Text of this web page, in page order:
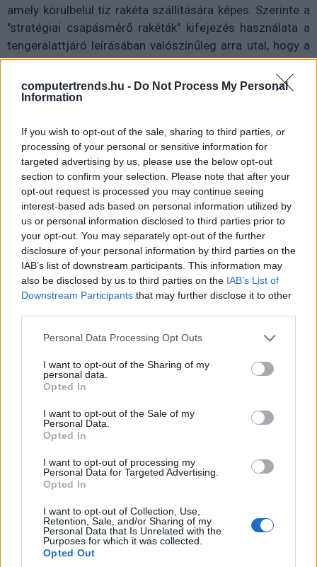
computertrends.hu - Do Not Process My Personal
Information
If you wish to opt-out of the sale, sharing to third parties, or
processing of your personal or sensitive information for
targeted advertising by us, please use the below opt-out
section to confirm your selection. Please note that after your
opt-out request is processed you may continue seeing
interest-based ads based on personal information utilized by
us or personal information disclosed to third parties prior to
your opt-out. You may separately opt-out of the further
disclosure of your personal information by third parties on the
IAB’s list of downstream participants. This information may
also be disclosed by us to third parties on the IAB’s List of
Downstream Participants that may further disclose it to other
Please note that this website/app uses one or more Google
not limited to your visit or usage behaviour. You may click to
grant or deny consent to Google and its third-party tags to
use your data for below specified purposes in below Google
consent section.
Personal Data Processing Opt Outs
I want to opt-out of the Sharing of my
personal data.
Opted In
I want to opt-out of the Sale of my
Personal Data.
Opted In
I want to opt-out of processing my
Personal Data for Targeted Advertising.
Opted In
I want to opt-out of Collection, Use,
Retention, Sale, and/or Sharing of my
Personal Data that Is Unrelated with the
Purposes for which it was collected.
Opted Out
amely körülbelül tíz rakéta szállítására képes. Szerinte a
"stratégiai csapásmérő rakéták" kifejezés használata a
tengeralattjáró leírásában valószínűleg arra utal, hogy a
hajót nukleáris fegyverek szállítására tervezték. Ha
bevetnék, állítása szerint "abszolút fenyegető lenne Dél-
Korea és az Egyesült Államok számára".
Kim látogatása a hajógyárban napokkal az USA és Dél-
Korea közötti éves hadgyakorlatok előtt történt, amelyek
hétfőn kezdődnek. Phenjan többször is elítélte a
gyakorlatokat, mivel azokat egy invázió próbájának
tekinti.
Körútja során Kim kiemelte az észak-koreai
haditengerészeti erők modernizálásának fontosságát,
és hadihajóit - mind a felszíni, mind a víz alattiakat -
kulcsfontosságú elrettentő eszköznek nevezte az
"ellenséges erők megrögzöttágyúnaszád-
diplomáciájával" szemben.
Diákok a munkaerőpiacon: Így formálják a 2026-os